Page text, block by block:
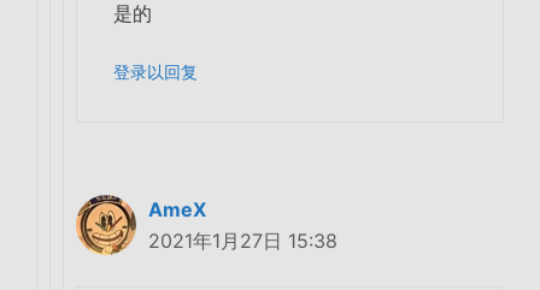
是的
登录以回复
AmeX
2021年1月27日 15:38